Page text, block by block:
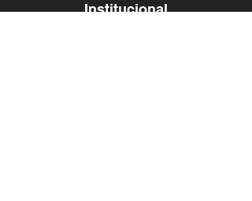
Institucional